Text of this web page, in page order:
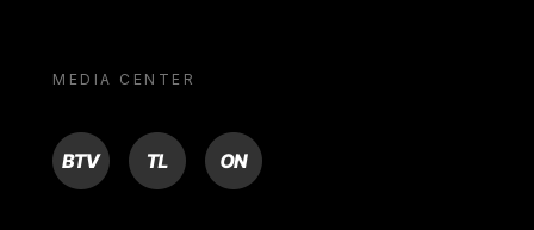
MEDIA CENTER
BTV TL ON